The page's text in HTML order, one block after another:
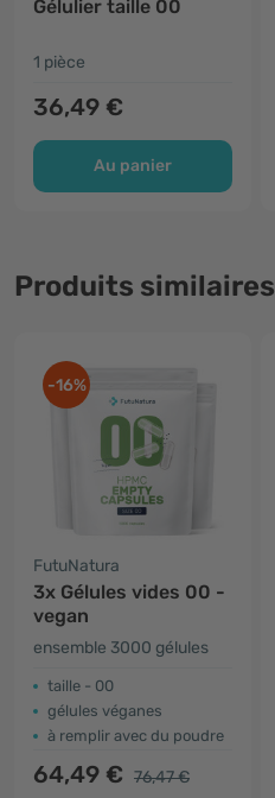
Gélulier taille 00
1 pièce
36,49 €
Au panier
Produits similaires
-16%
FutuNatura
3x Gélules vides 00 -
vegan
ensemble 3000 gélules
taille - 00
gélules véganes
à remplir avec du poudre
64,49 € 76,47 €